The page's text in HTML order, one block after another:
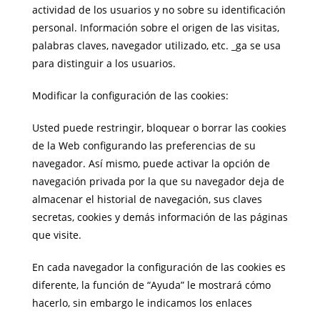
actividad de los usuarios y no sobre su identificación
personal. Información sobre el origen de las visitas,
palabras claves, navegador utilizado, etc. _ga se usa
para distinguir a los usuarios.
Modificar la configuración de las cookies:
Usted puede restringir, bloquear o borrar las cookies
de la Web configurando las preferencias de su
navegador. Así mismo, puede activar la opción de
navegación privada por la que su navegador deja de
almacenar el historial de navegación, sus claves
secretas, cookies y demás información de las páginas
que visite.
En cada navegador la configuración de las cookies es
diferente, la función de “Ayuda” le mostrará cómo
hacerlo, sin embargo le indicamos los enlaces